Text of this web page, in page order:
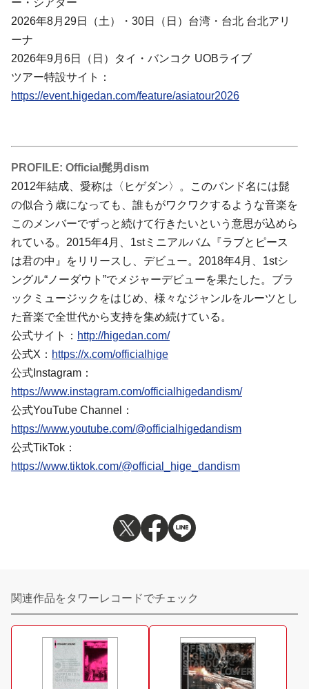
2026年8月29日（土）・30日（日）台湾・台北 台北アリ
ーナ
2026年9月6日（日）タイ・バンコク UOBライブ
ツアー特設サイト：
https://event.higedan.com/feature/asiatour2026
PROFILE: Official髭男dism
2012年結成、愛称は〈ヒゲダン〉。このバンド名には髭
の似合う歳になっても、誰もがワクワクするような音楽を
このメンバーでずっと続けて行きたいという意思が込めら
れている。2015年4月、1stミニアルバム『ラブとピース
は君の中』をリリースし、デビュー。2018年4月、1stシ
ングル“ノーダウト”でメジャーデビューを果たした。ブラ
ックミュージックをはじめ、様々なジャンルをルーツとし
た音楽で全世代から支持を集め続けている。
公式サイト： http://higedan.com/
公式X： https://x.com/officialhige
公式Instagram：
https://www.instagram.com/officialhigedandism/
公式YouTube Channel：
https://www.youtube.com/@officialhigedandism
公式TikTok：
https://www.tiktok.com/@official_hige_dandism
関連作品をタワーレコードでチェック